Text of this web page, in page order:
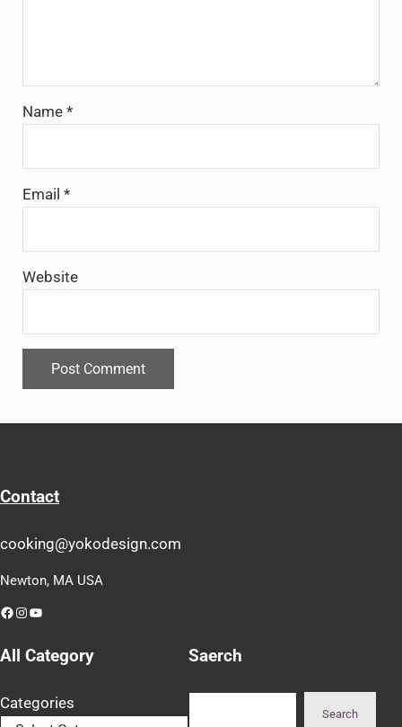
Name *
Email *
Website
Contact
cooking@yokodesign.com
Newton, MA USA
Facebook
Instagram
YouTube
All Category
Categories
Saerch
Search